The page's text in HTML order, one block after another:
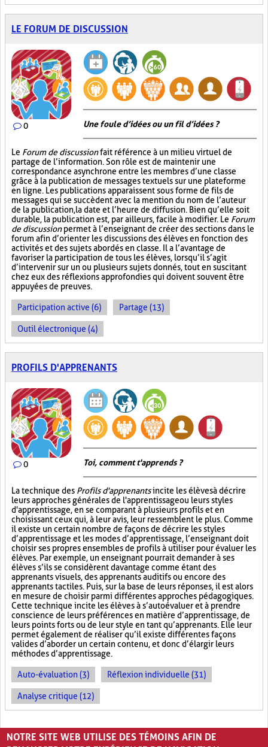
LE FORUM DE DISCUSSION
0 Une foule d’idées ou un fil d’idées ?
Le Forum de discussionfait référence à un milieu virtuel de
partage de l’information. Son rôle est de maintenir une
correspondance asynchrone entre les membres d’une classe
grâce à la publication de messages textuels sur une plateforme
en ligne. Les publications apparaissent sous forme de fils de
messages qui se succèdent avec la mention du nom de l’auteur
de la publication, la date et l’heure de diffusion. Bien qu’elle soit
durable, la publication est, par ailleurs, facile à modifier. Le Forum
de discussionpermet à l’enseignant de créer des sections dans le
forum afin d’orienter les discussions des élèves en fonction des
activités et des sujets abordés en classe. Il a l’avantage de
favoriser la participation de tous les élèves, lorsqu’il s’agit
d’intervenir sur un ou plusieurs sujets donnés, tout en suscitant
chez eux des réflexions approfondies qui doivent souvent être
appuyées de preuves.
Participation active (6) Partage (13)
Outil électronique (4)
PROFILS D'APPRENANTS
0 Toi, comment t'apprends ?
La technique des Profils d'apprenantsincite les élèves à décrire
leurs approches générales de l'apprentissage ou leurs styles
d'apprentissage, en se comparant à plusieurs profils et en
choisissant ceux qui, à leur avis, leur ressemblent le plus. Comme
il existe un certain nombre de façons de décrire les styles
d’apprentissage et les modes d’apprentissage, l’enseignant doit
choisir ses propres ensembles de profils à utiliser pour évaluer les
élèves. Par exemple, un enseignant pourrait demander à ses
élèves s’ils se considèrent davantage comme étant des
apprenants visuels, des apprenants auditifs ou encore des
apprenants tactiles. Puis, sur la base de leurs réponses, il est alors
en mesure de choisir parmi différentes approches pédagogiques.
Cette technique incite les élèves à s’autoévaluer et à prendre
conscience de leurs préférences en matière d’apprentissage, de
leurs points forts ou de leur style en tant qu’apprenants. Elle leur
permet également de réaliser qu’il existe différentes façons
valides d’aborder un certain contenu, et donc d’élargir leurs
méthodes d’apprentissage.
Auto-évaluation (3) Réflexion individuelle (31)
Analyse critique (12)
PAGES
« ‹ 1 2 3
NOTRE SITE WEB UTILISE DES TÉMOINS AFIN DE